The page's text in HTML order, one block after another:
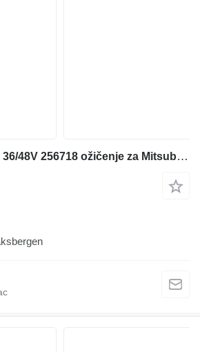
Caterpillar 2FBC15 36/48V 256718 ožičenje za Mitsubishi 2FBC15 36/48V viljuškara